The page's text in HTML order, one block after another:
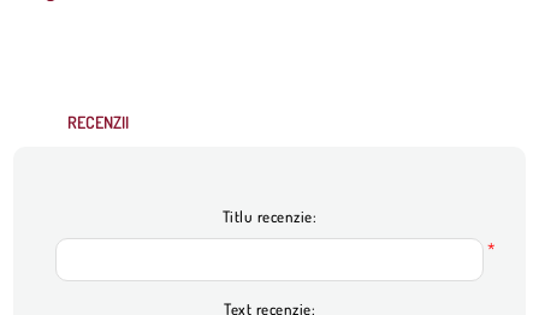
RECENZII
Titlu recenzie:
*
Text recenzie: